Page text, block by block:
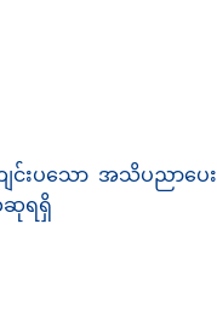
ကျင်းပသော အသိပညာပေး
ဆုရရှိ